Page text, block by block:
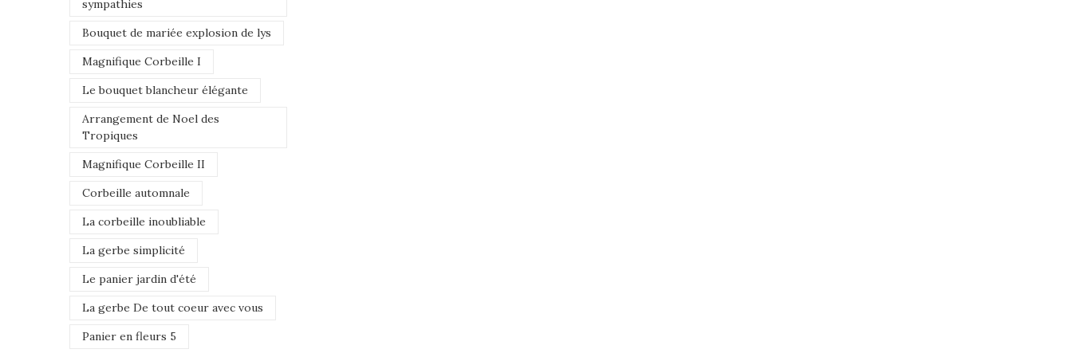
sympathies
Bouquet de mariée explosion de lys
Magnifique Corbeille I
Le bouquet blancheur élégante
Arrangement de Noel des
Tropiques
Magnifique Corbeille II
Corbeille automnale
La corbeille inoubliable
La gerbe simplicité
Le panier jardin d'été
La gerbe De tout coeur avec vous
Panier en fleurs 5